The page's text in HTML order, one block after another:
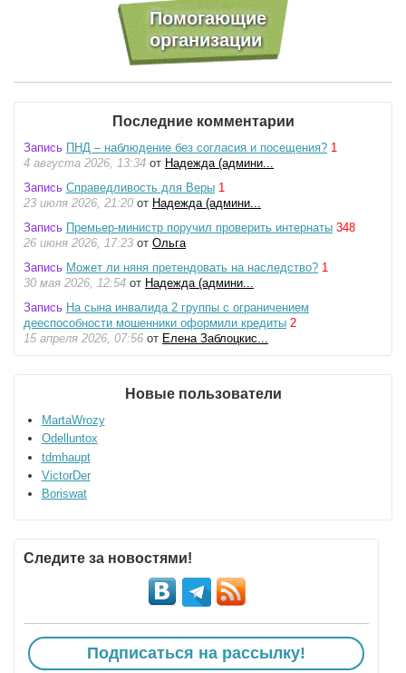
Последние комментарии
Запись ПНД – наблюдение без согласия и посещения? 1
4 августа 2026, 13:34 от Надежда (админи...
Запись Справедливость для Веры 1
23 июля 2026, 21:20 от Надежда (админи...
Запись Премьер-министр поручил проверить интернаты 348
26 июня 2026, 17:23 от Ольга
Запись Может ли няня претендовать на наследство? 1
30 мая 2026, 12:54 от Надежда (админи...
Запись На сына инвалида 2 группы с ограничением
дееспособности мошенники оформили кредиты 2
15 апреля 2026, 07:56 от Елена Заблоцкис...
Новые пользователи
MartaWrozy
Odelluntox
tdmhaupt
VictorDer
Boriswat
Следите за новостями!
Подписаться на рассылку!